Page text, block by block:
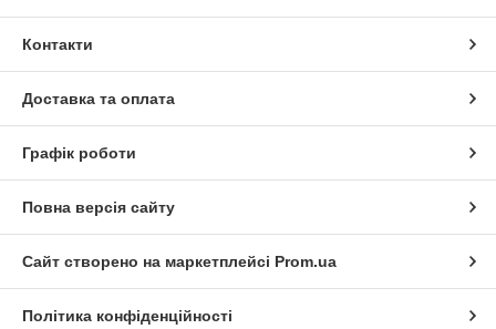
Контакти
Доставка та оплата
Графік роботи
Повна версія сайту
Сайт створено на маркетплейсі Prom.ua
Політика конфіденційності